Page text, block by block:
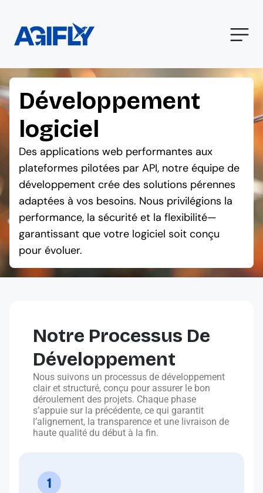
Développement
logiciel
Des applications web performantes aux
plateformes pilotées par API, notre équipe de
développement crée des solutions pérennes
adaptées à vos besoins. Nous privilégions la
performance, la sécurité et la flexibilité—
garantissant que votre logiciel soit conçu
pour évoluer.
Notre Processus De
Développement
Nous suivons un processus de développement
clair et structuré, conçu pour assurer le bon
déroulement des projets. Chaque phase
s’appuie sur la précédente, ce qui garantit
l’alignement, la transparence et une livraison de
haute qualité du début à la fin.
1